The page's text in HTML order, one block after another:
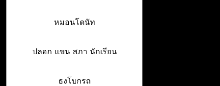
หมอนโดนัท
ปลอก แขน สภา นักเรียน
ธงโบกรถ